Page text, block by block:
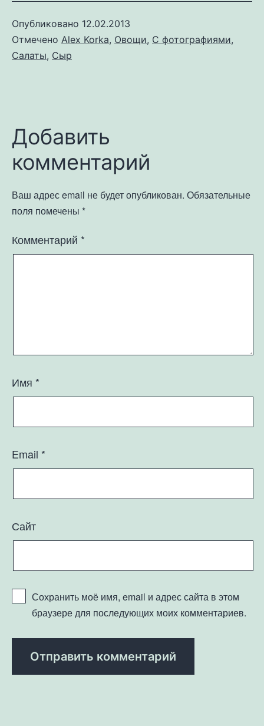
Опубликовано 12.02.2013
Отмечено Alex Korka, Овощи, С фотографиями,
Салаты, Сыр
Добавить
комментарий
Ваш адрес email не будет опубликован. Обязательные
поля помечены *
Комментарий *
Имя *
Email *
Сайт
Сохранить моё имя, email и адрес сайта в этом
браузере для последующих моих комментариев.